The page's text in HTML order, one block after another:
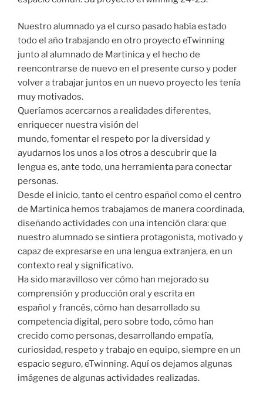
Nuestro alumnado ya el curso pasado había estado
todo el año trabajando en otro proyecto eTwinning
junto al alumnado de Martinica y el hecho de
reencontrarse de nuevo en el presente curso y poder
volver a trabajar juntos en un nuevo proyecto les tenía
muy motivados.
Queríamos acercarnos a realidades diferentes,
enriquecer nuestra visión del
mundo, fomentar el respeto por la diversidad y
ayudarnos los unos a los otros a descubrir que la
lengua es, ante todo, una herramienta para conectar
personas.
Desde el inicio, tanto el centro español como el centro
de Martinica hemos trabajamos de manera coordinada,
diseñando actividades con una intención clara: que
nuestro alumnado se sintiera protagonista, motivado y
capaz de expresarse en una lengua extranjera, en un
contexto real y significativo.
Ha sido maravilloso ver cómo han mejorado su
comprensión y producción oral y escrita en
español y francés, cómo han desarrollado su
competencia digital, pero sobre todo, cómo han
crecido como personas, desarrollando empatía,
curiosidad, respeto y trabajo en equipo, siempre en un
espacio seguro, eTwinning. Aquí os dejamos algunas
imágenes de algunas actividades realizadas.